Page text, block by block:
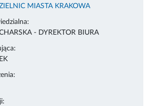
MIASTA KRAKOWA
- DYREKTOR BIURA